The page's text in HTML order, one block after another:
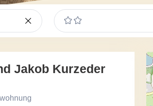
Jakob Kurzeder